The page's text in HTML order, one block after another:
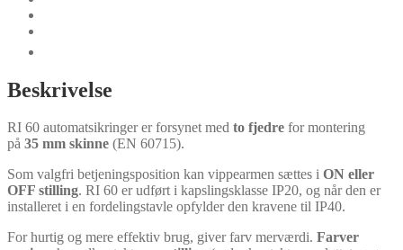
Beskrivelse
RI 60 automatsikringer er forsynet med to fjedre for montering
på 35 mm skinne (EN 60715).
Som valgfri betjeningsposition kan vippearmen sættes i ON eller
OFF stilling. RI 60 er udført i kapslingsklasse IP20, og når den er
installeret i en fordelingstavle opfylder den kravene til IP40.
For hurtig og mere effektiv brug, giver farv merværdi. Farver